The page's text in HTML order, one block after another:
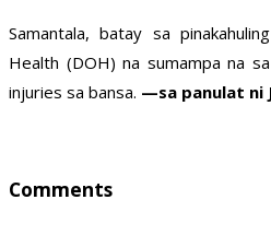
Samantala, batay sa
Health (DOH) na sumampa na
injuries sa bansa. —sa panulat ni
Comments